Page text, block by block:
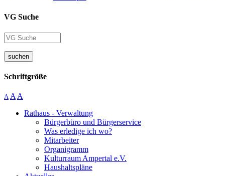
VG Suche
suchen
Schriftgröße
A A A
Rathaus - Verwaltung
Bürgerbüro und Bürgerservice
Was erledige ich wo?
Mitarbeiter
Organigramm
Kulturraum Ampertal e.V.
Haushaltspläne